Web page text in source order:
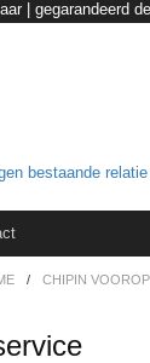
| gegarandeerd
bestaande relatie
/ CHIPIN VOOROP